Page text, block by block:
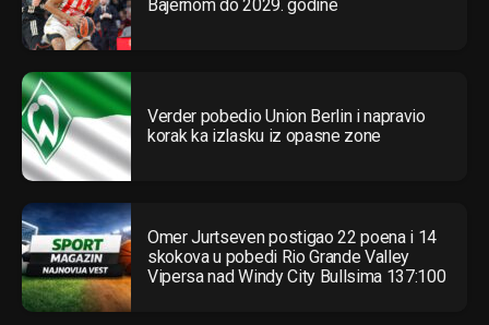
Bajernom do 2029. godine
Verder pobedio Union Berlin i napravio
korak ka izlasku iz opasne zone
Omer Jurtseven postigao 22 poena i 14
skokova u pobedi Rio Grande Valley
Vipersa nad Windy City Bullsima 137:100